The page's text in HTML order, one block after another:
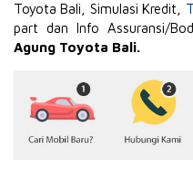
Toyota Bali, Simulasi Kredit,
part dan Info Assuransi/
Agung Toyota Bali.